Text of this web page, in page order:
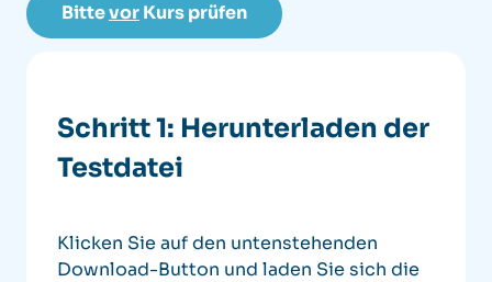
BittevorKurs prüfen
Schritt 1: Herunterladen der
Testdatei
Klicken Sie auf den untenstehenden
Download-Button und laden Sie sich die